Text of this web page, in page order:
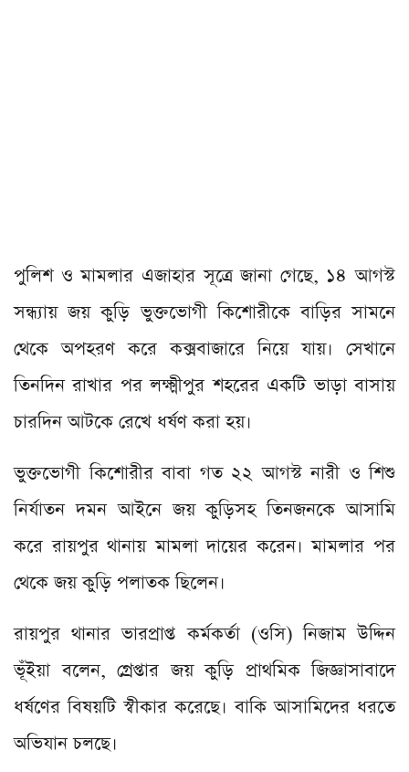
পুলিশ ও মামলার এজাহার সূত্রে জানা গেছে, ১৪ আগস্ট
সন্ধ্যায় জয় কুড়ি ভুক্তভোগী কিশোরীকে বাড়ির সামনে
থেকে অপহরণ করে কক্সবাজারে নিয়ে যায়। সেখানে
তিনদিন রাখার পর লক্ষ্মীপুর শহরের একটি ভাড়া বাসায়
চারদিন আটকে রেখে ধর্ষণ করা হয়।
ভুক্তভোগী কিশোরীর বাবা গত ২২ আগস্ট নারী ও শিশু
নির্যাতন দমন আইনে জয় কুড়িসহ তিনজনকে আসামি
করে রায়পুর থানায় মামলা দায়ের করেন। মামলার পর
থেকে জয় কুড়ি পলাতক ছিলেন।
রায়পুর থানার ভারপ্রাপ্ত কর্মকর্তা (ওসি) নিজাম উদ্দিন
ভূঁইয়া বলেন, গ্রেপ্তার জয় কুড়ি প্রাথমিক জিজ্ঞাসাবাদে
ধর্ষণের বিষয়টি স্বীকার করেছে। বাকি আসামিদের ধরতে
অভিযান চলছে।